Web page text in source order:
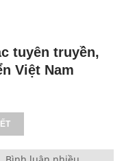
tuyên truyền,
Việt Nam